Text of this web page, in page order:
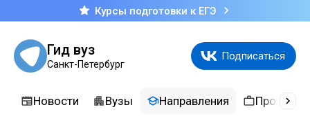
Курсы подготовки к ЕГЭ
Гид вуз
Санкт-Петербург
Подписаться
Новости Вузы Направления